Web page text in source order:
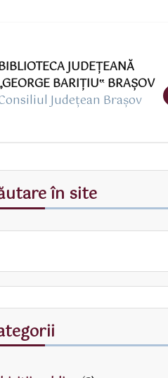
JUDEȚEANĂ
BARIŢIU‟ BRAŞOV
Județean Brașov
în site